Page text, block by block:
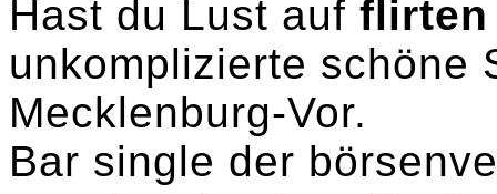
Hast du Lust auf flirten
unkomplizierte schöne
Mecklenburg-Vor.
Bar single der